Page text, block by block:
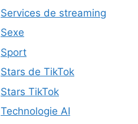
Services de streaming
Sexe
Sport
Stars de TikTok
Stars TikTok
Technologie AI